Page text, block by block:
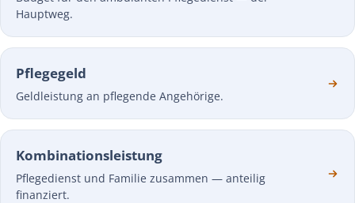
Hauptweg.
Pflegegeld
Geldleistung an pflegende Angehörige.
Kombinationsleistung
Pflegedienst und Familie zusammen — anteilig
finanziert.